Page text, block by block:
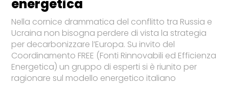
energetica
Nella cornice drammatica del conflitto tra Russia e
Ucraina non bisogna perdere di vista la strategia
per decarbonizzare l’Europa. Su invito del
Coordinamento FREE (Fonti Rinnovabili ed Efficienza
Energetica) un gruppo di esperti si è riunito per
ragionare sul modello energetico italiano